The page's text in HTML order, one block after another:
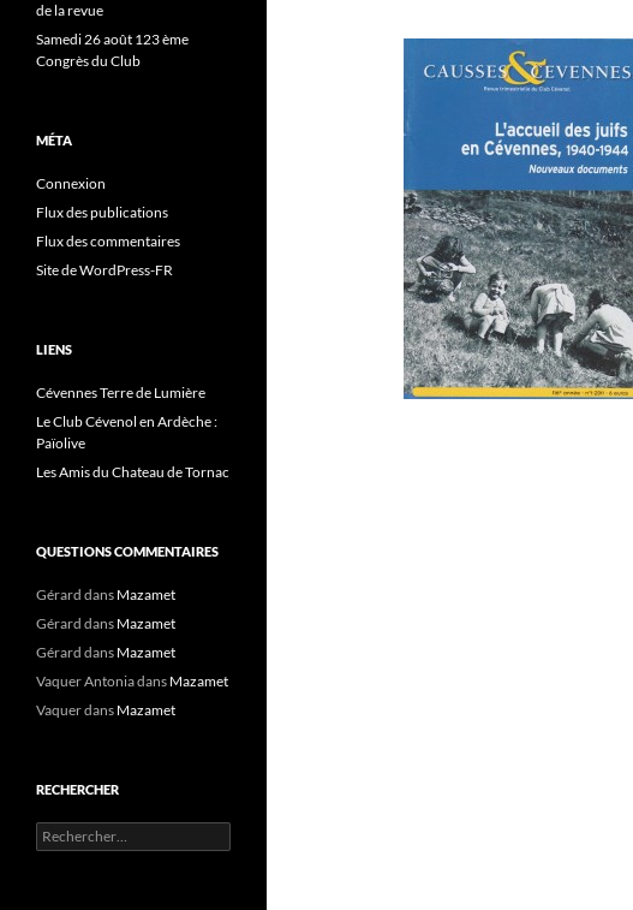
de la revue
Samedi 26 août 123 ème
Congrès du Club
MÉTA
Connexion
Flux des publications
Flux des commentaires
Site de WordPress-FR
LIENS
Cévennes Terre de Lumière
Le Club Cévenol en Ardèche :
Païolive
Les Amis du Chateau de Tornac
QUESTIONS COMMENTAIRES
Gérard dans Mazamet
Gérard dans Mazamet
Gérard dans Mazamet
Vaquer Antoniadans Mazamet
Vaquerdans Mazamet
RECHERCHER
Rechercher :